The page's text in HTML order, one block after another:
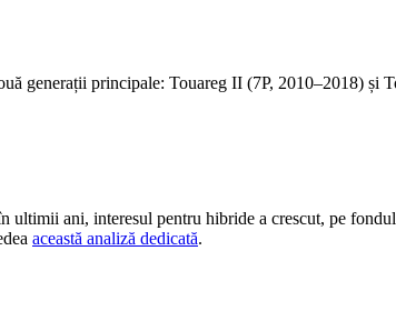
generații principale: Touareg II (7P, 2010–2018) și
ani, interesul pentru hibride a crescut, pe
această analiză dedicată.